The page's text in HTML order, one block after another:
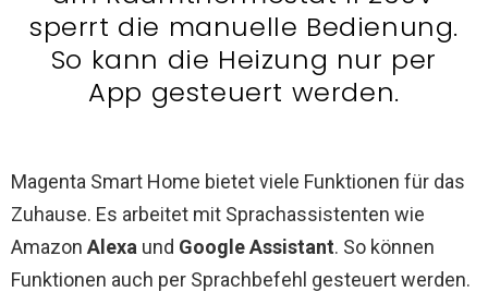
sperrt die manuelle Bedienung.
So kann die Heizung nur per
App gesteuert werden.
Magenta Smart Home bietet viele Funktionen für das
Zuhause. Es arbeitet mit Sprachassistenten wie
Amazon Alexa und Google Assistant. So können
Funktionen auch per Sprachbefehl gesteuert werden.